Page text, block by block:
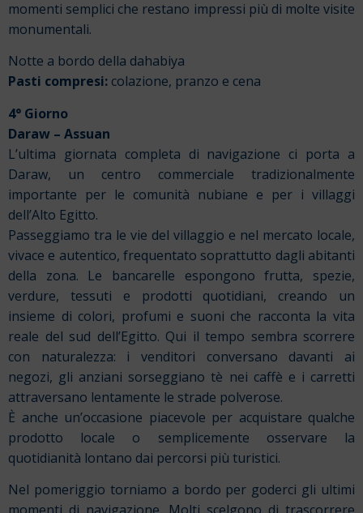
momenti semplici che restano impressi più di molte visite
monumentali.
Notte a bordo della dahabiya
Pasti compresi: colazione, pranzo e cena
4° Giorno
Daraw – Assuan
L’ultima giornata completa di navigazione ci porta a
Daraw, un centro commerciale tradizionalmente
importante per le comunità nubiane e per i villaggi
dell’Alto Egitto.
Passeggiamo tra le vie del villaggio e nel mercato locale,
vivace e autentico, frequentato soprattutto dagli abitanti
della zona. Le bancarelle espongono frutta, spezie,
verdure, tessuti e prodotti quotidiani, creando un
insieme di colori, profumi e suoni che racconta la vita
reale del sud dell’Egitto. Qui il tempo sembra scorrere
con naturalezza: i venditori conversano davanti ai
negozi, gli anziani sorseggiano tè nei caffè e i carretti
attraversano lentamente le strade polverose.
È anche un’occasione piacevole per acquistare qualche
prodotto locale o semplicemente osservare la
quotidianità lontano dai percorsi più turistici.
Nel pomeriggio torniamo a bordo per goderci gli ultimi